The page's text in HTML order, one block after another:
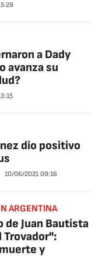
a Dady
avanza su
dio positivo
10/06/2021 09:16
ARGENTINA
de Juan Bautista
y